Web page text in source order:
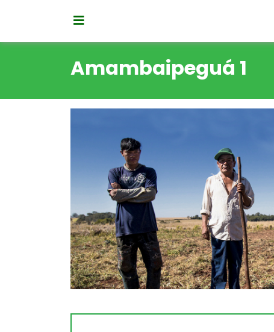
Amambaipeguá 1